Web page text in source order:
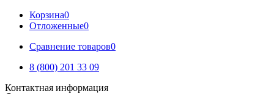
Корзина0
Отложенные0
Сравнение товаров0
8 (800) 201 33 09
Контактная информация